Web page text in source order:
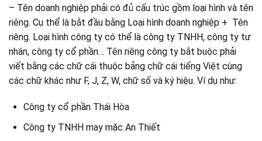
– Tên doanh nghiệp phải có đủ cấu trúc gồm loại hình và tên
riêng. Cụ thể là bắt đầu bằng Loại hình doanh nghiệp + Tên
riêng. Loại hình công ty có thể là công ty TNHH, công ty tư
nhân, công ty cổ phần… Tên riêng công ty bắt buộc phải
viết bằng các chữ cái thuộc bảng chữ cái tiếng Việt cùng
các chữ khác như F, J, Z, W, chữ số và ký hiệu. Ví dụ như:
Công ty cổ phần Thái Hòa
Công ty TNHH may mặc An Thiết